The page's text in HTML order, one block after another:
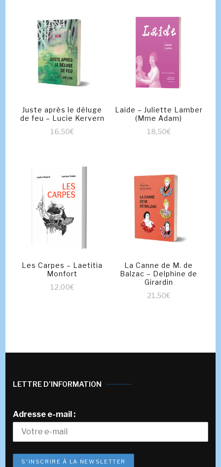
Juste après le déluge
de feu – Lucie Kervern
16,50€
Laide – Juliette Lamber
(Mme Adam)
18,50€
Les Carpes – Laetitia
Monfort
12,00€
La Canne de M. de
Balzac – Delphine de
Girardin
21,50€
LETTRE D’INFORMATION
Adresse e-mail :